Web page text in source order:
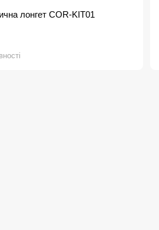
лонгет COR-KIT01